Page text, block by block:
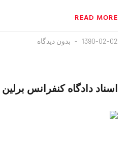
READ MORE
1390-02-02 بدون دیدگاه
اسناد دادگاه کنفرانس